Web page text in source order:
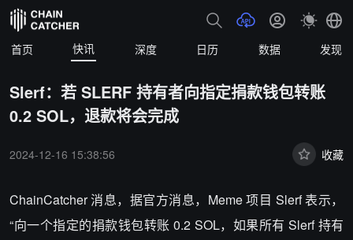
首页 快讯 深度 日历 数据 发现
Slerf：若 SLERF 持有者向指定捐款钱包转账
0.2 SOL，退款将会完成
2024-12-16 15:38:56 收藏
ChainCatcher 消息， 据官方消息，Meme 项目 Slerf 表示，
“向一个指定的捐款钱包转账 0.2 SOL，如果所有 Slerf 持有